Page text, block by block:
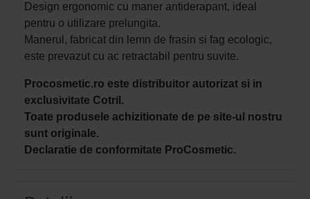
Design ergonomic cu maner antiderapant, ideal
pentru o utilizare prelungita.
Manerul, fabricat din lemn de frasin si fag ecologic,
este prevazut cu ac retractabil pentru suvite.
Procosmetic.ro este distribuitor autorizat si in
exclusivitate Cotril.
Toate produsele achizitionate de pe site-ul nostru
sunt originale.
Declaratie de conformitate ProCosmetic.